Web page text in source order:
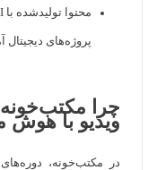
پروژه‌های
چرا
ویدیو با هوش
در مکتب‌خونه،